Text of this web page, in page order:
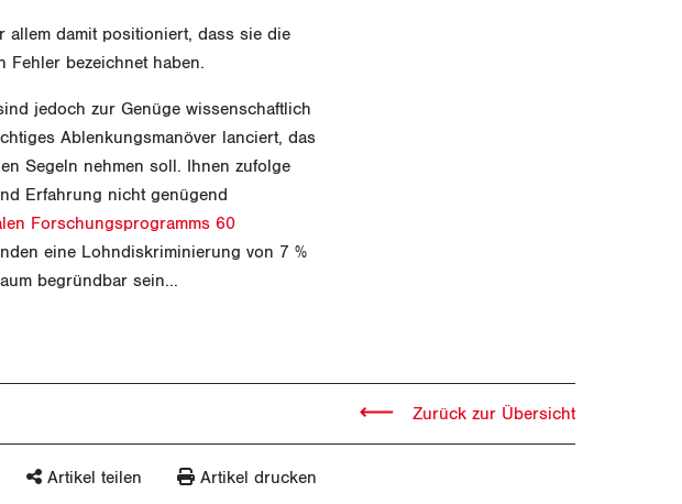
allem damit positioniert, dass sie die
bezeichnet haben.
jedoch zur Genüge wissenschaftlich
Ablenkungsmanöver lanciert, das
Segeln nehmen soll. Ihnen zufolge
Erfahrung nicht genügend
Forschungsprogramms 60
eine Lohndiskriminierung von 7 %
begründbar sein...
Zurück zur Übersicht
Artikel teilen Artikel drucken